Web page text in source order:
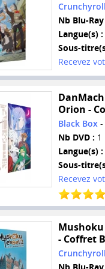
Crunchyroll
Nb Blu-Ray
Langue(s) :
Sous-
Recevez
Orion -
Black Box -
Nb DVD : 1
Langue(s) :
Sous-
Recevez
Mushoku
- Coffret
Crunchyroll